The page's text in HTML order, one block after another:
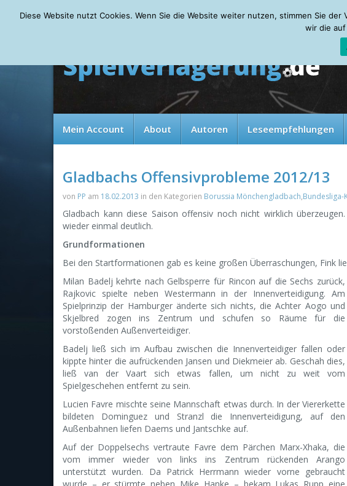
Saturday, 08.08.2026
Mein Account About Autoren Leseempfehlungen
Gladbachs Offensivprobleme 2012/13
von PP am 18.02.2013 in den Kategorien Borussia Mönchengladbach,Bundesliga-
Gladbach kann diese Saison offensiv noch nicht wirklich
wieder einmal deutlich.
Grundformationen
Bei den Startformationen gab es keine großen Überraschungen, Fink
Milan Badelj kehrte nach Gelbsperre für Rincon auf die Sechs zurück,
Rajkovic spielte neben Westermann in der Innenverteidigung. Am
Spielprinzip der Hamburger änderte sich nichts, die Achter Aogo und
Skjelbred zogen ins Zentrum und schufen so Räume für die
vorstoßenden Außenverteidiger.
Badelj ließ sich im Aufbau zwischen die Innenverteidiger fallen oder
kippte hinter die aufrückenden Jansen und Diekmeier ab. Geschah dies,
ließ van der Vaart sich etwas fallen, um nicht zu weit vom
Spielgeschehen entfernt zu sein.
Lucien Favre mischte seine Mannschaft etwas durch. In der Viererkette
bildeten Dominguez und Stranzl die Innenverteidigung, auf den
Außenbahnen liefen Daems und Jantschke auf.
Auf der Doppelsechs vertraute Favre dem Pärchen Marx-Xhaka, die
vom immer wieder von links ins Zentrum rückenden Arango
unterstützt wurden. Da Patrick Herrmann wieder vorne gebraucht
Diese Website nutzt Cookies. Wenn Sie die Website weiter nutzen, stimmen Sie
wir die